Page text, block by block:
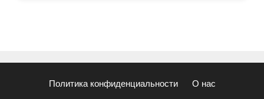
Политика конфиденциальности О нас